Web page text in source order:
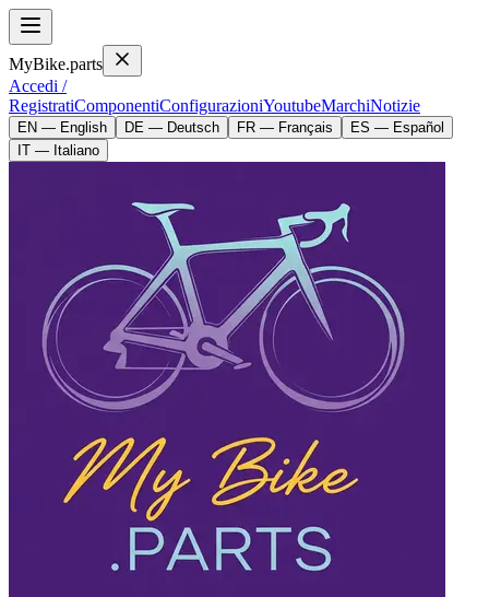
MyBike.parts
Accedi /
RegistratiComponentiConfigurazioniYoutubeMarchiNotizie
EN — English DE — Deutsch FR — Français
ES — Español
IT — Italiano